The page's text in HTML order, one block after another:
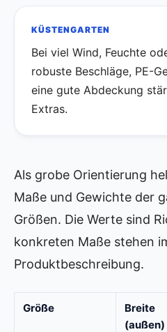
KÜSTENGARTEN
Bei viel Wind, Feuchte
robuste Beschläge, PE-
eine gute Abdeckung
Extras.
Als grobe Orientierung
Maße und Gewichte der
Größen. Die Werte sind
konkreten Maße stehen
Produktbeschreibung.
Größe
Breite
(außen)